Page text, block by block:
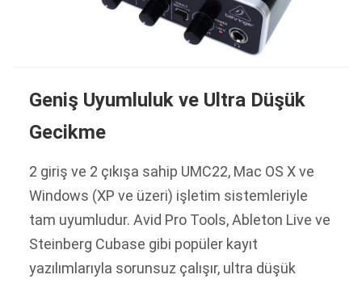
Geniş Uyumluluk ve Ultra Düşük
Gecikme
2 giriş ve 2 çıkışa sahip UMC22, Mac OS X ve
Windows (XP ve üzeri) işletim sistemleriyle
tam uyumludur. Avid Pro Tools, Ableton Live ve
Steinberg Cubase gibi popüler kayıt
yazılımlarıyla sorunsuz çalışır, ultra düşük